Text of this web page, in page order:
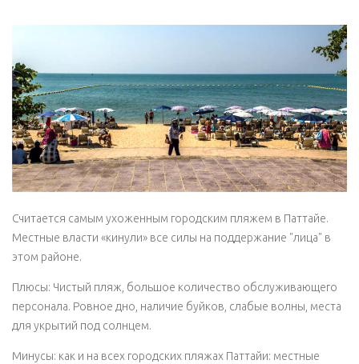
Считается самым ухоженным городским пляжем в Паттайе.
Местные власти «кинули» все силы на поддержание "лица" в
этом районе.
Плюсы: Чистый пляж, большое количество обслуживающего
персонала. Ровное дно, наличие буйков, слабые волны, места
для укрытий под солнцем.
Минусы: как и на всех городских пляжах Паттайи: местные